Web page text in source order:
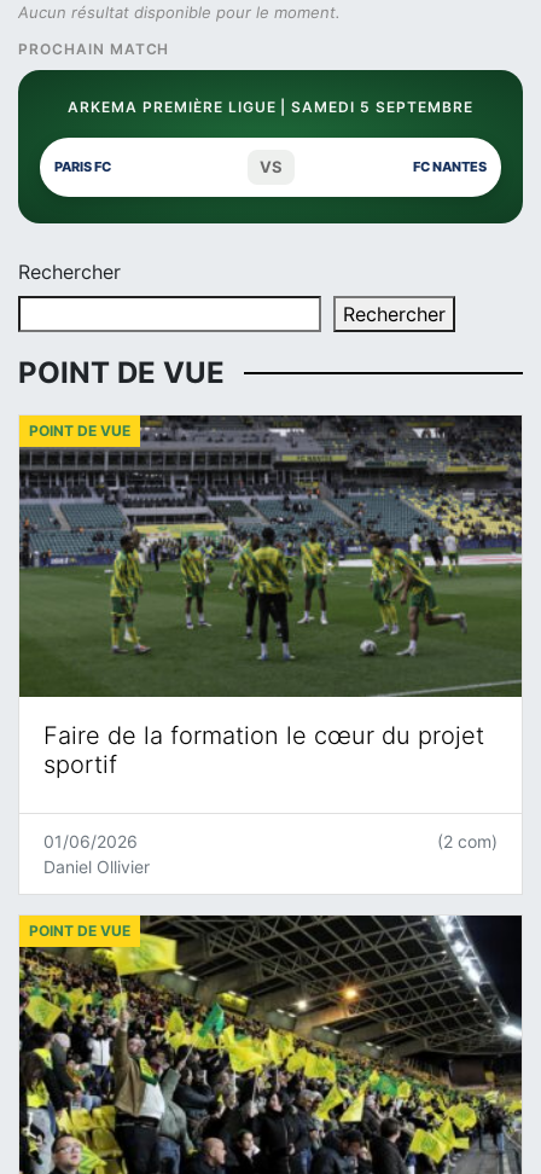
Aucun résultat disponible pour le moment.
PROCHAIN MATCH
ARKEMA PREMIÈRE LIGUE | SAMEDI 5 SEPTEMBRE
PARIS FC VS FC NANTES
Rechercher
Rechercher
POINT DE VUE
Faire de la formation le cœur du projet
sportif
POINT DE VUE
01/06/2026
Daniel Ollivier
(2 com)
POINT DE VUE